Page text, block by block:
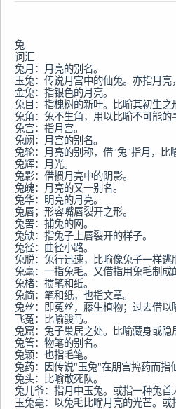
兔
词汇
兔月：月亮的别名。
玉兔：传说月宫中的仙兔。亦指月亮
金兔：指银色的月亮。
兔目：指槐树的新叶。比喻其初生之
兔角：兔不生角，用以比喻不可能的
兔宫：指月宫。
兔阙：月宫的别名。
兔轮：月亮的别称，借"兔"指月，比
兔辉：月光。
兔影：借掼月亮中的阴影。
兔魄：月亮的又一别名。
兔华：明亮的月亮。
兔唇；形容嘴唇裂开之形。
兔罟：捕兔的网。
兔缺：指兔子上唇裂开的样子。
兔径：曲径小路。
兔脱：兔行迅速，比喻像兔子一样逃
兔毫：一指兔毛。又借指用兔毛制成
兔楮：掼笔和纸。
兔简：笔和纸，也指文章。
兔丝：即菟丝，藤生植物；过去借以
飞菟：比喻骏马。
兔窟：兔子巢居之处。比喻藏身或隐
兔管：物笔的别名。
兔颖：也指毛笔。
兔药：因传说"玉兔"在朋宫捣药而指
兔头：比喻敢死队。
兔儿爷：指月中玉兔。或指一种兔首
玉兔毫：以兔毛比喻月亮的光芒。或